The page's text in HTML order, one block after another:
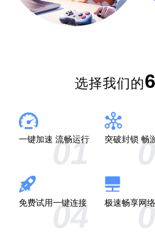
选择我们的6
01
一键加速 流畅运行 突破封锁 畅
04
免费试用一键连接 极速畅享网